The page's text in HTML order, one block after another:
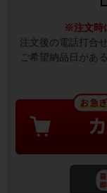
※注文時
注文後の電話打合
ご希望納品日があ